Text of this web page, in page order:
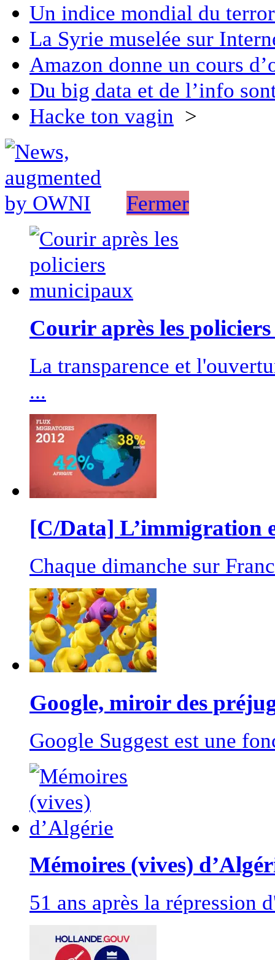
Un indice mondial du
La Syrie muselée sur
Amazon donne un cours
Du big data et de l’info
Hacke ton vagin >
Fermer
Courir après les
La transparence et
...
[C/Data] L’immigration
Chaque dimanche sur
Google, miroir des
Google Suggest est une
Mémoires (vives)
51 ans après la répression